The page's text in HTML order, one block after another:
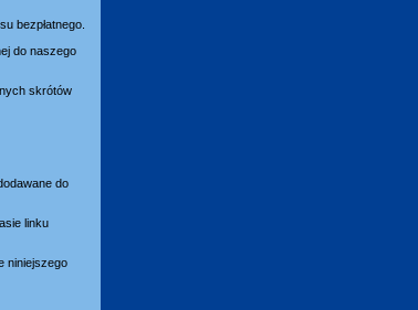
bezpłatnego.
do naszego
skrótów
do
linku
niniejszego